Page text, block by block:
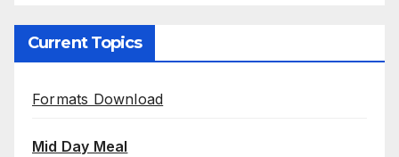
Current Topics
Formats Download
Mid Day Meal